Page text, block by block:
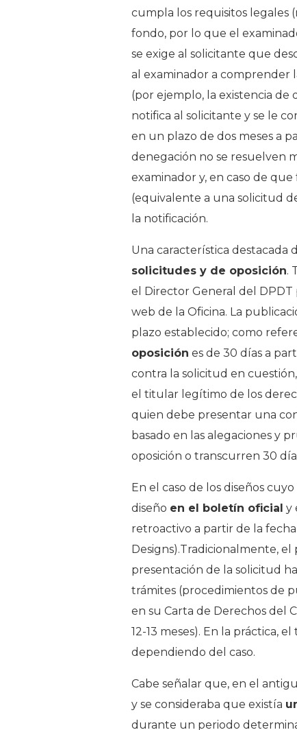
cumpla los requisitos legales
fondo, por lo que el
se exige al solicitante que
al examinador a comprender
(por ejemplo, la existencia de
notifica al solicitante y se le
en un plazo de dos meses a
denegación no se resuelven
examinador y, en caso de
(equivalente a una solicitud
la notificación.
Una característica destacada
solicitudes y de oposición.
el Director General del
web de la Oficina. La
plazo establecido; como
oposición es de 30 días a
contra la solicitud en
el titular legítimo de los
quien debe presentar una
basado en las alegaciones y
oposición o transcurren 30
En el caso de los diseños
diseño en el boletín oficial y
retroactivo a partir de la
Designs).Tradicionalmente,
presentación de la solicitud
trámites (procedimientos de
en su Carta de Derechos del
12-13 meses). En la práctica,
dependiendo del caso.
Cabe señalar que, en el
y se consideraba que existía
durante un periodo